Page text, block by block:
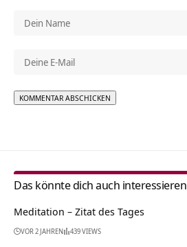
Das könnte dich auch interessieren
Meditation – Zitat des Tages
VOR 2 JAHREN 439 VIEWS